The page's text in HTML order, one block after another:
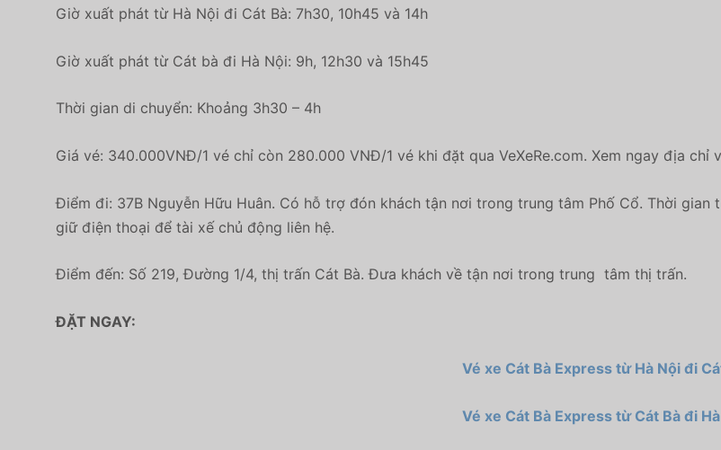
Giờ xuất phát từ Hà Nội đi Cát Bà: 7h30, 10h45 và 14h
Giờ xuất phát từ Cát bà đi Hà Nội: 9h, 12h30 và 15h45
Thời gian di chuyển: Khoảng 3h30 – 4h
Giá vé: 340.000VNĐ/1 vé chỉ còn 280.000 VNĐ/1 vé khi đặt qua VeXeRe.com. Xem ngay địa chỉ
Điểm đi: 37B Nguyễn Hữu Huân. Có hỗ trợ đón khách tận nơi trong trung tâm Phố Cổ. Thời
giữ điện thoại để tài xế chủ động liên hệ.
Điểm đến: Số 219, Đường 1/4, thị trấn Cát Bà. Đưa khách về tận nơi trong trung tâm thị trấn.
ĐẶT NGAY:
Vé xe Cát Bà Express từ Hà Nội đi
Vé xe Cát Bà Express từ Cát Bà đi